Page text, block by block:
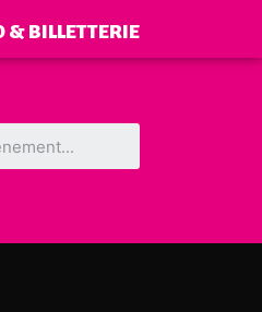
& BILLETTERIE